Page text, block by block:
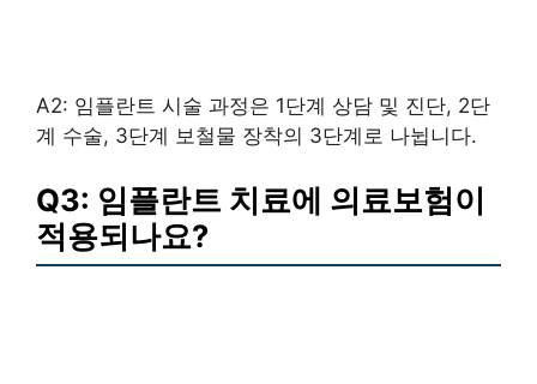
A2: 임플란트 시술 과정은 1단계 상담 및 진단, 2단
계 수술, 3단계 보철물 장착의 3단계로 나뉩니다.
Q3: 임플란트 치료에 의료보험이
적용되나요?